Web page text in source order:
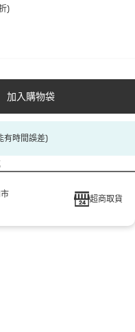
)
加入購物袋
有時間誤差)
超商取貨